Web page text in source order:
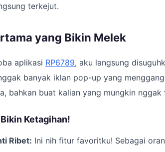
terkejut.
yang Bikin Melek
aplikasi RP6789, aku langsung
banyak iklan pop-up yang
bahkan buat kalian yang mungkin nggak
Ketagihan!
Ribet: Ini nih fitur favoritku! Sebagai